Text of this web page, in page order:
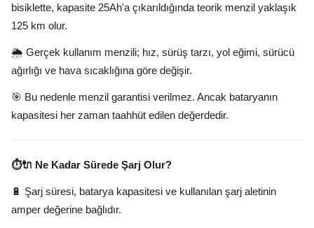
bisiklette, kapasite 25Ah'a çıkarıldığında teorik menzil yaklaşık
125 km olur.
🌦️ Gerçek kullanım menzili; hız, sürüş tarzı, yol eğimi, sürücü
ağırlığı ve hava sıcaklığına göre değişir.
🎯 Bu nedenle menzil garantisi verilmez. Ancak bataryanın
kapasitesi her zaman taahhüt edilen değerdedir.
⏱️🔌 Ne Kadar Sürede Şarj Olur?
🔋 Şarj süresi, batarya kapasitesi ve kullanılan şarj aletinin
amper değerine bağlıdır.